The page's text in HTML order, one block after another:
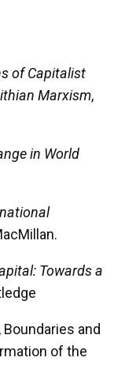
of Capitalist
Marxism,
in World
Towards a
Boundaries and
of the